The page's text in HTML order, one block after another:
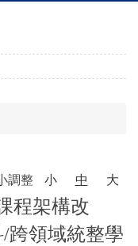
調整 小 中 大
程架構改
跨領域統整學